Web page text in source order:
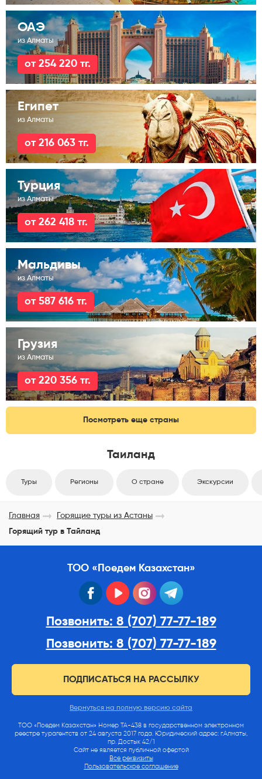
ОАЭ
из Алматы
от 254 220 тг.
Египет
из Алматы
от 216 063 тг.
Турция
из Алматы
от 262 418 тг.
Мальдивы
из Алматы
от 587 616 тг.
Грузия
из Алматы
от 220 356 тг.
Посмотреть еще страны
Таиланд
Туры Регионы О стране Экскурсии
Главная
Горящие туры из Астаны
Горящий тур в Тайланд
ТОО «Поедем Казахстан»
facebook youtube instagram
Позвонить: 8 (707) 77-77-189
Позвонить: 8 (707) 77-77-189
ПОДПИСАТЬСЯ НА РАССЫЛКУ
Вернуться на полную версию сайта
ТОО «Поедем Казахстан» Номер ТА-438 в государственном электронном
реестре турагентств от 24 августа 2017 года. Юридический адрес: г.Алматы,
пр. Достык 42/1
Сайт не является публичной офертой
Все реквизиты
Пользовательское соглашение